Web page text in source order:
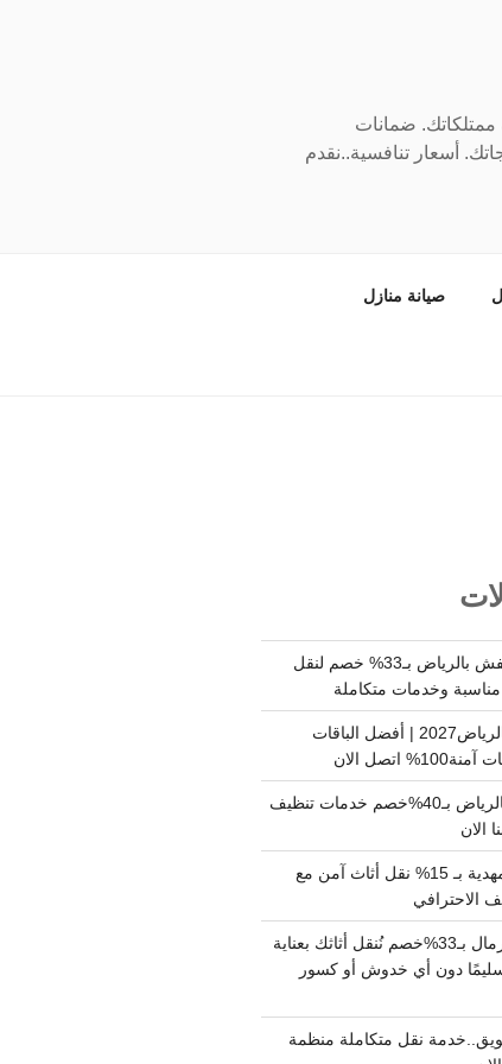
ممتلكاتك. ضمانات
أسعار تنافسية..نقدم
صيانة منازل
شركة نقل وتخزين عفش بالرياض بـ33% خصم لنقل
وخدمات متكاملة
أسعار تخزين عفش بالرياض2027 | أفضل الباقات
اتصل الان
شركة تنظيف سجاد بالرياض بـ40%خصم خدمات تنظيف
الان
دينا نقل عفش حي المهدية بـ 15% نقل أثاث آمن مع
الاحترافي
دينا نقل عفش حي الرمال بـ33%خصم نُنقل أثاثك بعناية
دون أي خدوش أو كسور
نقل متكاملة منظمة